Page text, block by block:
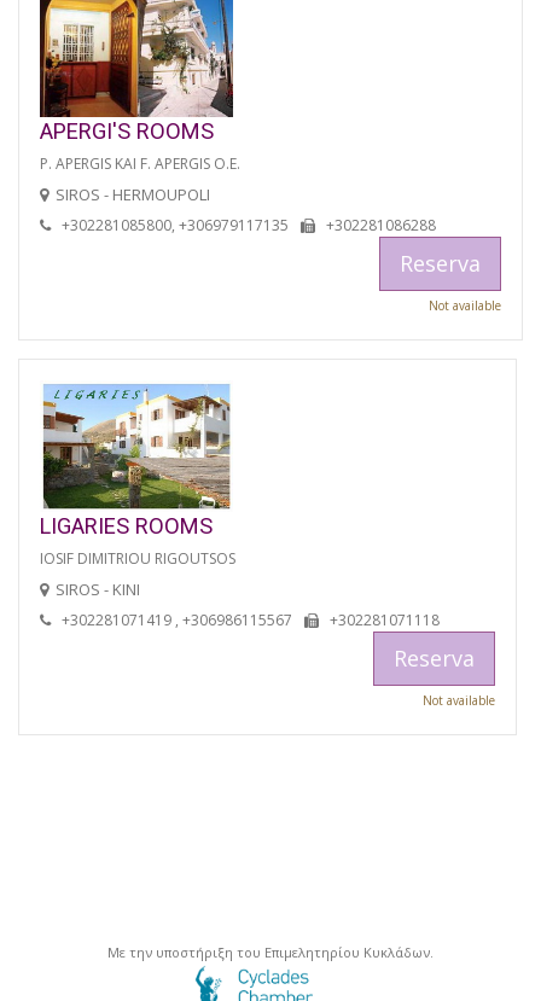
APERGI'S ROOMS
P. APERGIS KAI F. APERGIS O.E.
SIROS - HERMOUPOLI
+302281085800, +306979117135 +302281086288
Reserva
Not available
LIGARIES ROOMS
IOSIF DIMITRIOU RIGOUTSOS
SIROS - KINI
+302281071419 , +306986115567 +302281071118
Reserva
Not available
Με την υποστήριξη του Επιμελητηρίου Κυκλάδων.